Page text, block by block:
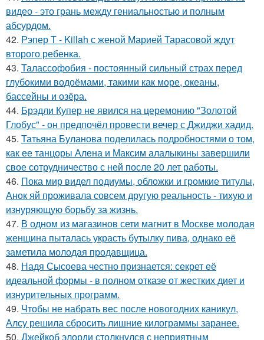
видео - это грань между гениальностью и полным
абсурдом.
42. Рэпер T - Killah с женой Марией Тарасовой ждут
второго ребенка.
43. Талассофобия - постоянный сильный страх перед
глубокими водоёмами, такими как море, океаны,
бассейны и озёра.
44. Брэдли Купер не явился на церемонию "Золотой
Глобус" - он предпочёл провести вечер с Джиджи хадид.
45. Татьяна Буланова поделилась подробностями о том,
как ее танцоры Алена и Максим алалыкины завершили
свое сотрудничество с ней после 20 лет работы.
46. Пока мир видел подиумы, обложки и громкие титулы,
Анок яй проживала совсем другую реальность - тихую и
изнуряющую борьбу за жизнь.
47. В одном из магазинов сети магнит в Москве молодая
женщина пыталась украсть бутылку пива, однако её
заметила молодая продавщица.
48. Надя Сысоева честно признается: секрет её
идеальной формы - в полном отказе от жестких диет и
изнурительных программ.
49. Чтобы не набрать вес после новогодних каникул,
Алсу решила сбросить лишние килограммы заранее.
50. Джейкоб элорди столкнулся с неприятным